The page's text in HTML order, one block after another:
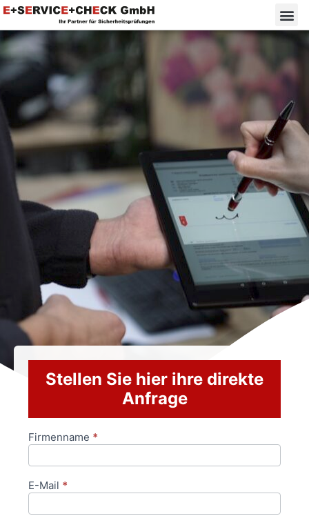
Stellen Sie hier ihre direkte
Anfrage
Anfrageformular
Firmenname *
E-Mail *